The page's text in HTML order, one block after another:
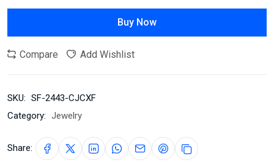
Buy Now
Compare Add Wishlist
SKU: SF-2443-CJCXF
Category: Jewelry
Share: